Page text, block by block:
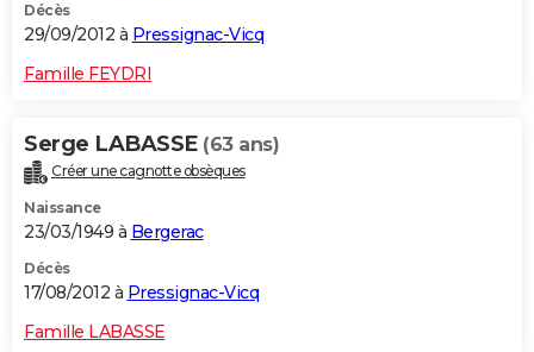
Décès
29/09/2012 à Pressignac-Vicq
Famille FEYDRI
Serge LABASSE (63 ans)
Créer une cagnotte obsèques
Naissance
23/03/1949 à Bergerac
Décès
17/08/2012 à Pressignac-Vicq
Famille LABASSE